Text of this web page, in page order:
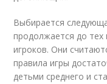
Выбирается
продолжается до тех
игроков. Они
правила игры
детьми среднего и